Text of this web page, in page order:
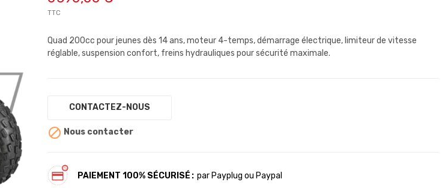
TTC
Quad 200cc pour jeunes dès 14 ans, moteur 4-temps, démarrage électrique, limiteur de vitesse
réglable, suspension confort, freins hydrauliques pour sécurité maximale.
CONTACTEZ-NOUS
 Nous contacter
PAIEMENT 100% SÉCURISÉ par Payplug ou Paypal